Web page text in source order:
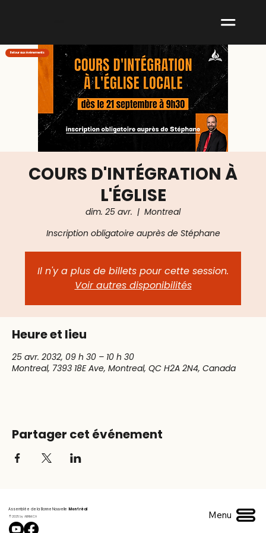
COURS D'INTÉGRATION À
L'ÉGLISE
dim. 25 avr.
  |
Montreal
Inscription obligatoire auprès de Stéphane
Il n'y a plus de billets pour cette session.
Voir autres disponibilités
Heure et lieu
25 avr. 2032, 09 h 30 – 10 h 30
Montreal, 7393 18E Ave, Montreal, QC H2A 2N4, Canada
Partager cet événement
Retour aux événements
Assemblée de la Bonne Nouvelle Montréal
© 2025 by ABNM.CA Menu